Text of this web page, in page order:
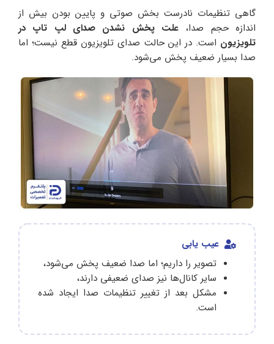
گاهی تنظیمات نادرست بخش صوتی و پایین بودن بیش از
اندازه حجم صدا، علت پخش نشدن صدای لپ‌ تاپ در
تلویزیون است. در این حالت صدای تلویزیون قطع نیست؛ اما
صدا بسیار ضعیف پخش می‌شود.
عیب یابی
تصویر را داریم؛ اما صدا ضعیف پخش می‌شود،
سایر کانال‌ها نیز صدای ضعیفی دارند،
مشکل بعد از تغییر تنظیمات صدا ایجاد شده
است.